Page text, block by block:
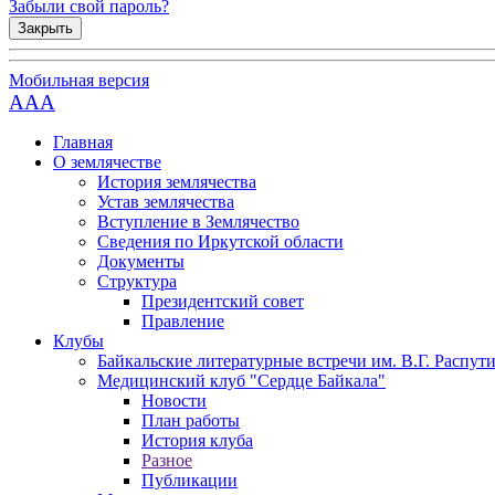
Забыли свой пароль?
Закрыть
Мобильная версия
AAA
Главная
О землячестве
История землячества
Устав землячества
Вступление в Землячество
Сведения по Иркутской области
Документы
Структура
Президентский совет
Правление
Клубы
Байкальские литературные встречи им. В.Г.
Медицинский клуб "Сердце Байкала"
Новости
План работы
История клуба
Разное
Публикации